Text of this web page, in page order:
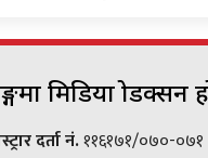
मिडिया
दर्ता नं.११६१७१/०७०-०७१